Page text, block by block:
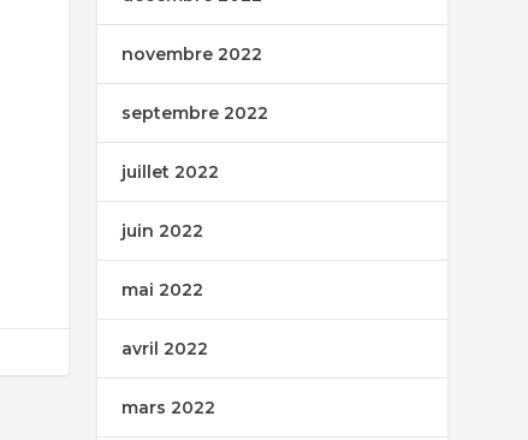
novembre 2022
septembre 2022
juillet 2022
juin 2022
mai 2022
avril 2022
mars 2022